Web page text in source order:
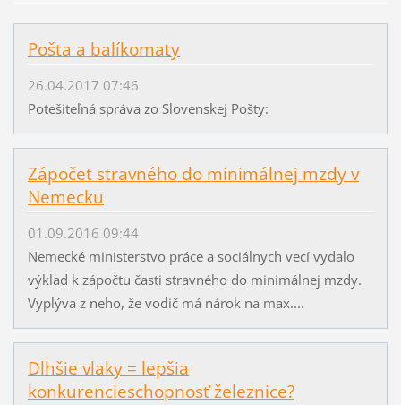
Pošta a balíkomaty
26.04.2017 07:46
Potešiteľná správa zo Slovenskej Pošty:
Zápočet stravného do minimálnej mzdy v
Nemecku
01.09.2016 09:44
Nemecké ministerstvo práce a sociálnych vecí vydalo
výklad k zápočtu časti stravného do minimálnej mzdy.
Vyplýva z neho, že vodič má nárok na max....
Dlhšie vlaky = lepšia
konkurencieschopnosť železnice?